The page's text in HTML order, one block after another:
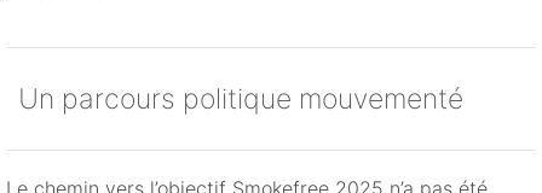
Un parcours politique mouvementé